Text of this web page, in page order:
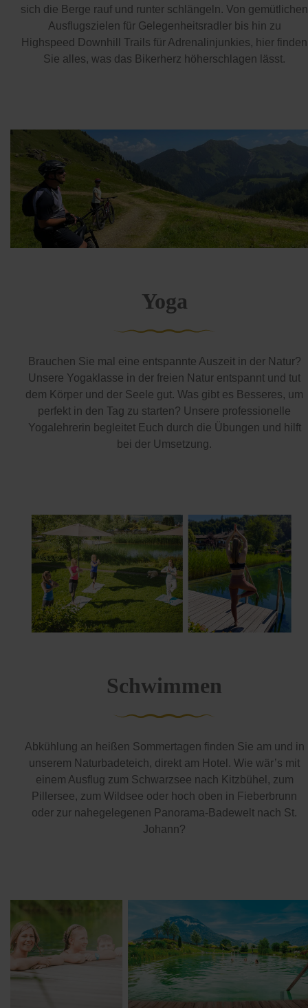
sich die Berge rauf und runter schlängeln. Von gemütlichen
Ausflugszielen für Gelegenheitsradler bis hin zu
Highspeed Downhill Trails für Adrenalinjunkies, hier finden
Sie alles, was das Bikerherz höherschlagen lässt.
Yoga
Brauchen Sie mal eine entspannte Auszeit in der Natur?
Unsere Yogaklasse in der freien Natur entspannt und tut
dem Körper und der Seele gut. Was gibt es Besseres, um
perfekt in den Tag zu starten? Unsere professionelle
Yogalehrerin begleitet Euch durch die Übungen und hilft
bei der Umsetzung.
Schwimmen
Abkühlung an heißen Sommertagen finden Sie am und in
unserem Naturbadeteich, direkt am Hotel. Wie wär’s mit
einem Ausflug zum Schwarzsee nach Kitzbühel, zum
Pillersee, zum Wildsee oder hoch oben in Fieberbrunn
oder zur nahegelegenen Panorama-Badewelt nach St.
Johann?